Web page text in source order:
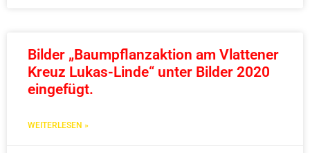
Bilder „Baumpflanzaktion am Vlattener
Kreuz Lukas-Linde“ unter Bilder 2020
eingefügt.
WEITERLESEN »